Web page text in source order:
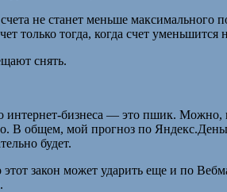
не станет меньше максимального
только тогда, когда счет уменьшится
снять.
интернет-бизнеса — это пшик. Можно,
В общем, мой прогноз по
будет.
закон может ударить еще и по